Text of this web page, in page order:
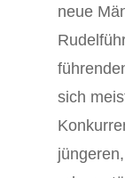
neue
sich